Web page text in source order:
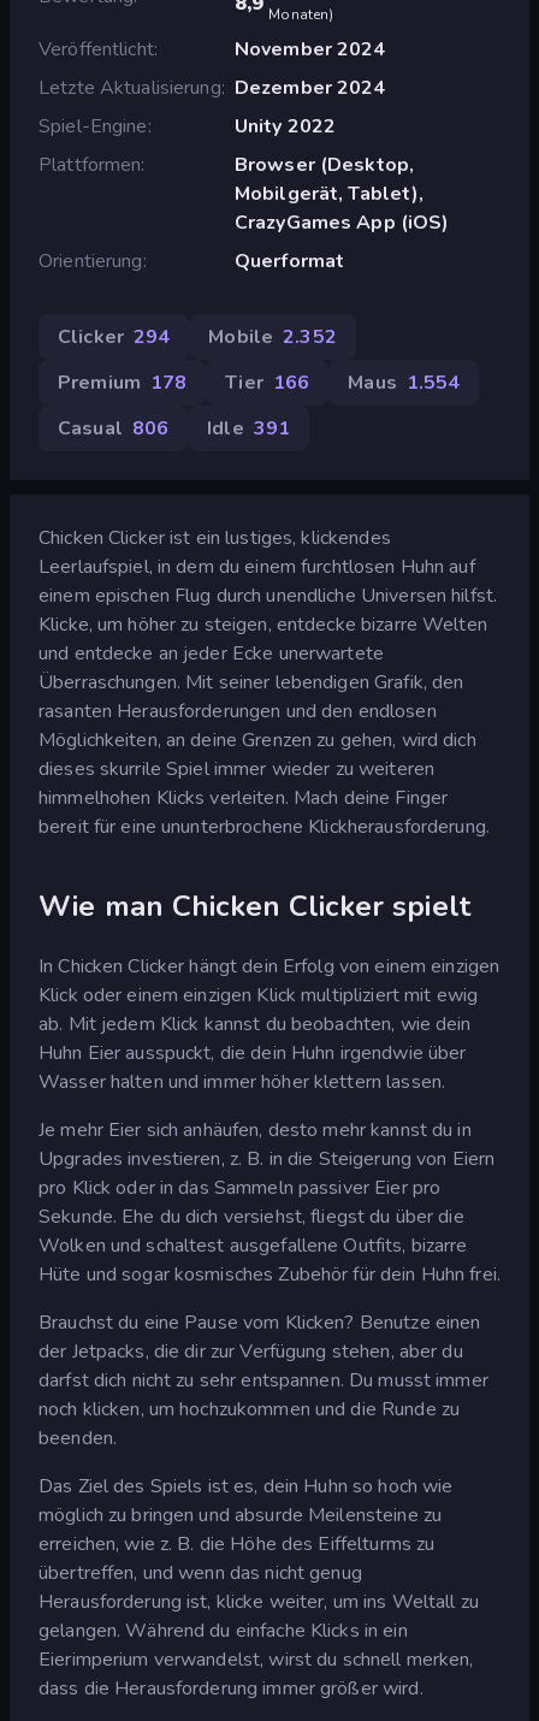
Monaten)
Veröffentlicht
November 2024
Letzte Aktualisierung Dezember 2024
Spiel-Engine
Unity 2022
Plattformen
Browser (Desktop,
Mobilgerät, Tablet),
CrazyGames App (iOS)
Orientierung
Querformat
Clicker 294 Mobile 2.352
Premium 178 Tier 166 Maus 1.554
Casual 806 Idle 391
Chicken Clicker ist ein lustiges, klickendes
Leerlaufspiel, in dem du einem furchtlosen Huhn auf
einem epischen Flug durch unendliche Universen hilfst.
Klicke, um höher zu steigen, entdecke bizarre Welten
und entdecke an jeder Ecke unerwartete
Überraschungen. Mit seiner lebendigen Grafik, den
rasanten Herausforderungen und den endlosen
Möglichkeiten, an deine Grenzen zu gehen, wird dich
dieses skurrile Spiel immer wieder zu weiteren
himmelhohen Klicks verleiten. Mach deine Finger
bereit für eine ununterbrochene Klickherausforderung.
Wie man Chicken Clicker spielt
In Chicken Clicker hängt dein Erfolg von einem einzigen
Klick oder einem einzigen Klick multipliziert mit ewig
ab. Mit jedem Klick kannst du beobachten, wie dein
Huhn Eier ausspuckt, die dein Huhn irgendwie über
Wasser halten und immer höher klettern lassen.
Je mehr Eier sich anhäufen, desto mehr kannst du in
Upgrades investieren, z. B. in die Steigerung von Eiern
pro Klick oder in das Sammeln passiver Eier pro
Sekunde. Ehe du dich versiehst, fliegst du über die
Wolken und schaltest ausgefallene Outfits, bizarre
Hüte und sogar kosmisches Zubehör für dein Huhn frei.
Brauchst du eine Pause vom Klicken? Benutze einen
der Jetpacks, die dir zur Verfügung stehen, aber du
darfst dich nicht zu sehr entspannen. Du musst immer
noch klicken, um hochzukommen und die Runde zu
beenden.
Das Ziel des Spiels ist es, dein Huhn so hoch wie
möglich zu bringen und absurde Meilensteine zu
erreichen, wie z. B. die Höhe des Eiffelturms zu
übertreffen, und wenn das nicht genug
Herausforderung ist, klicke weiter, um ins Weltall zu
gelangen. Während du einfache Klicks in ein
Eierimperium verwandelst, wirst du schnell merken,
dass die Herausforderung immer größer wird.